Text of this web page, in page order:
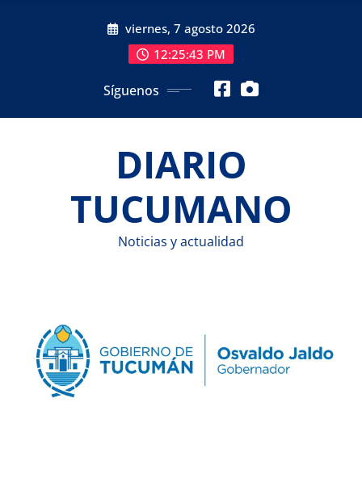
viernes, 7 agosto 2026
12:25:44 PM
Síguenos
DIARIO
TUCUMANO
Noticias y actualidad